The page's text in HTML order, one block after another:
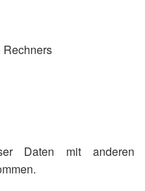
Rechners
Daten mit anderen